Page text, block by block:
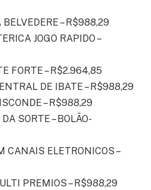
– R$988,29
JOGO RAPIDO –
FORTE – R$2.964,85
DE IBATE – R$988,29
– R$988,29
SORTE – BOLÃO-
CANAIS ELETRONICOS –
PREMIOS – R$988,29